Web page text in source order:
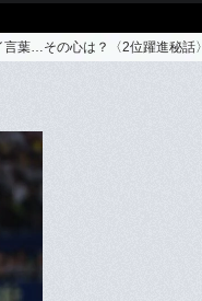
葉…その心は？〈2位躍進秘話〉